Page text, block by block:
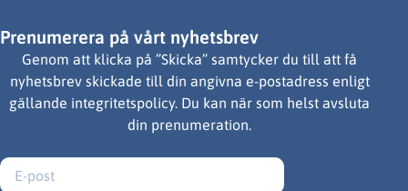
Prenumerera på vårt nyhetsbrev
Genom att klicka på ”Skicka” samtycker du till att få
nyhetsbrev skickade till din angivna e-postadress enligt
gällande integritetspolicy. Du kan när som helst avsluta
din prenumeration.